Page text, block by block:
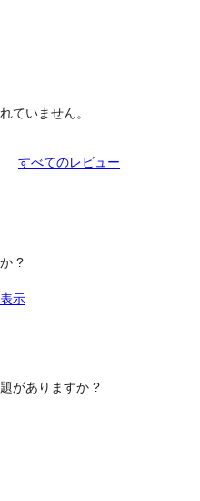
ていません。
すべてのレビュー
?
示
がありますか ?